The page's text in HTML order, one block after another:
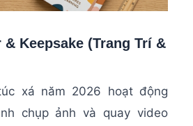
& Keepsake (Trang Trí &
xá năm 2026 hoạt động
chụp ảnh và quay video